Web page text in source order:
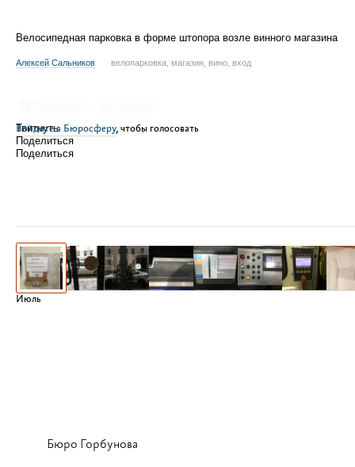
Велосипедная парковка в форме штопора возле винного магазина
Алексей Сальников велопарковка, магазин, вино, вход
Войдите в Бюросферу, чтобы голосовать
Твитнуть
Поделиться
Поделиться
Июль
Бюро Горбунова